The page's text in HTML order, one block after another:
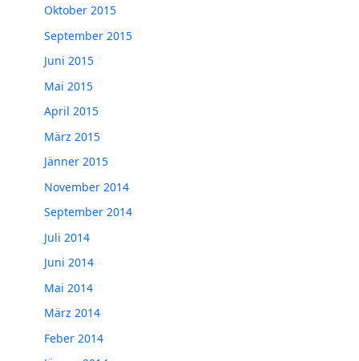
Oktober 2015
September 2015
Juni 2015
Mai 2015
April 2015
März 2015
Jänner 2015
November 2014
September 2014
Juli 2014
Juni 2014
Mai 2014
März 2014
Feber 2014